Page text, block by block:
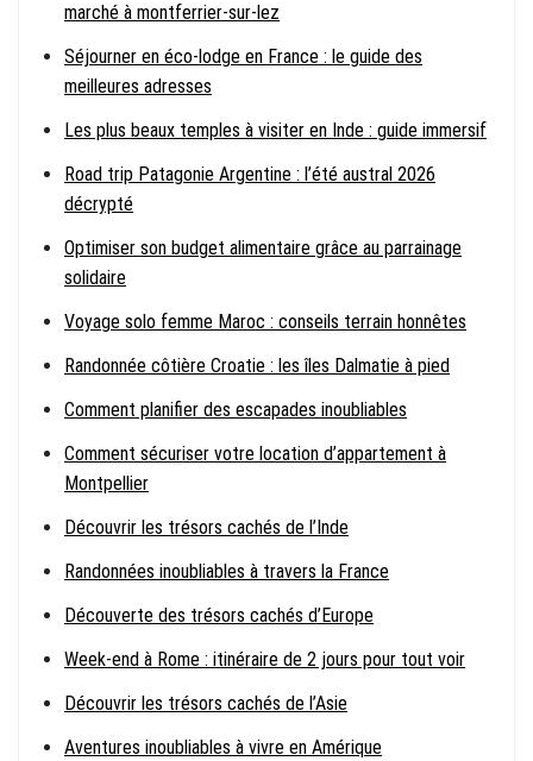
marché à montferrier-sur-lez
Séjourner en éco-lodge en France : le guide des
meilleures adresses
Les plus beaux temples à visiter en Inde : guide immersif
Road trip Patagonie Argentine : l’été austral 2026
décrypté
Optimiser son budget alimentaire grâce au parrainage
solidaire
Voyage solo femme Maroc : conseils terrain honnêtes
Randonnée côtière Croatie : les îles Dalmatie à pied
Comment planifier des escapades inoubliables
Comment sécuriser votre location d’appartement à
Montpellier
Découvrir les trésors cachés de l’Inde
Randonnées inoubliables à travers la France
Découverte des trésors cachés d’Europe
Week-end à Rome : itinéraire de 2 jours pour tout voir
Découvrir les trésors cachés de l’Asie
Aventures inoubliables à vivre en Amérique